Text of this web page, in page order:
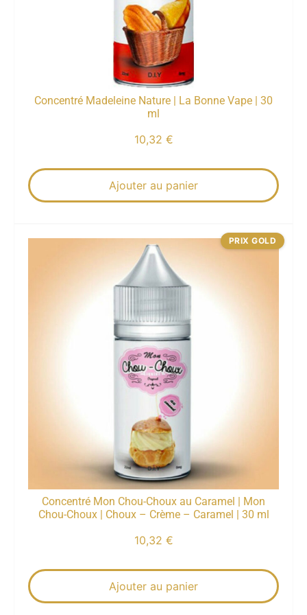
Concentré Madeleine Nature | La Bonne Vape | 30
ml
10,32 €
Ajouter au panier
Concentré Mon Chou-Choux au Caramel | Mon
Chou-Choux | Choux – Crème – Caramel | 30 ml
10,32 €
Ajouter au panier
PRIX GOLD